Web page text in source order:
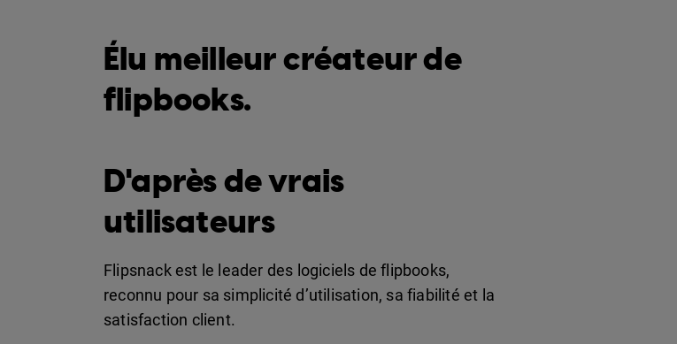
Élu meilleur créateur de
flipbooks.
D'après de vrais
utilisateurs
Flipsnack est le leader des logiciels de flipbooks,
reconnu pour sa simplicité d’utilisation, sa fiabilité et la
satisfaction client.